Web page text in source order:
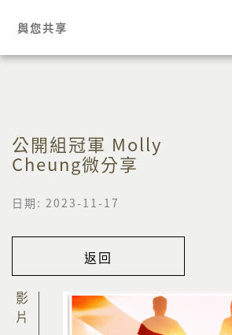
與您共享
公開組冠軍 Molly
Cheung微分享
日期: 2023-11-17
返回
影片